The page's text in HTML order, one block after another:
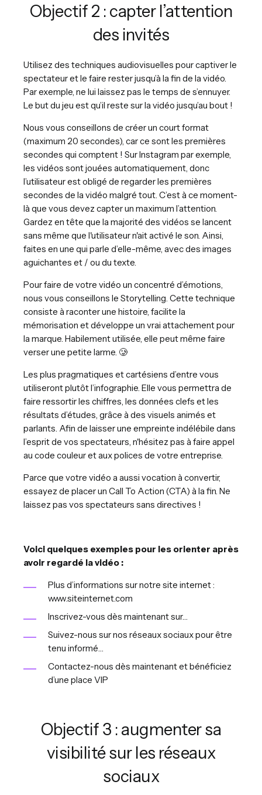
Objectif 2 : capter l’attention
des invités
Utilisez des techniques audiovisuelles pour captiver le
spectateur et le faire rester jusqu’à la fin de la vidéo.
Par exemple, ne lui laissez pas le temps de s’ennuyer.
Le but du jeu est qu’il reste sur la vidéo jusqu’au bout !
Nous vous conseillons de créer un court format
(maximum 20 secondes), car ce sont les premières
secondes qui comptent ! Sur Instagram par exemple,
les vidéos sont jouées automatiquement, donc
l’utilisateur est obligé de regarder les premières
secondes de la vidéo malgré tout. C’est à ce moment-
là que vous devez capter un maximum l’attention.
Gardez en tête que la majorité des vidéos se lancent
sans même que l'utilisateur n'ait activé le son. Ainsi,
faites en une qui parle d’elle-même, avec des images
aguichantes et / ou du texte.
Pour faire de votre vidéo un concentré d’émotions,
nous vous conseillons le Storytelling. Cette technique
consiste à raconter une histoire, facilite la
mémorisation et développe un vrai attachement pour
la marque. Habilement utilisée, elle peut même faire
verser une petite larme. 🥲
Les plus pragmatiques et cartésiens d’entre vous
utiliseront plutôt l’infographie. Elle vous permettra de
faire ressortir les chiffres, les données clefs et les
résultats d’études, grâce à des visuels animés et
parlants. Afin de laisser une empreinte indélébile dans
l’esprit de vos spectateurs, n'hésitez pas à faire appel
au code couleur et aux polices de votre entreprise.
Parce que votre vidéo a aussi vocation à convertir,
essayez de placer un Call To Action (CTA) à la fin. Ne
laissez pas vos spectateurs sans directives !
Voici quelques exemples pour les orienter après
avoir regardé la vidéo :
Plus d’informations sur notre site internet :
www.siteinternet.com
Inscrivez-vous dès maintenant sur…
Suivez-nous sur nos réseaux sociaux pour être
tenu informé…
Contactez-nous dès maintenant et bénéficiez
d’une place VIP
Objectif 3 : augmenter sa
visibilité sur les réseaux
sociaux